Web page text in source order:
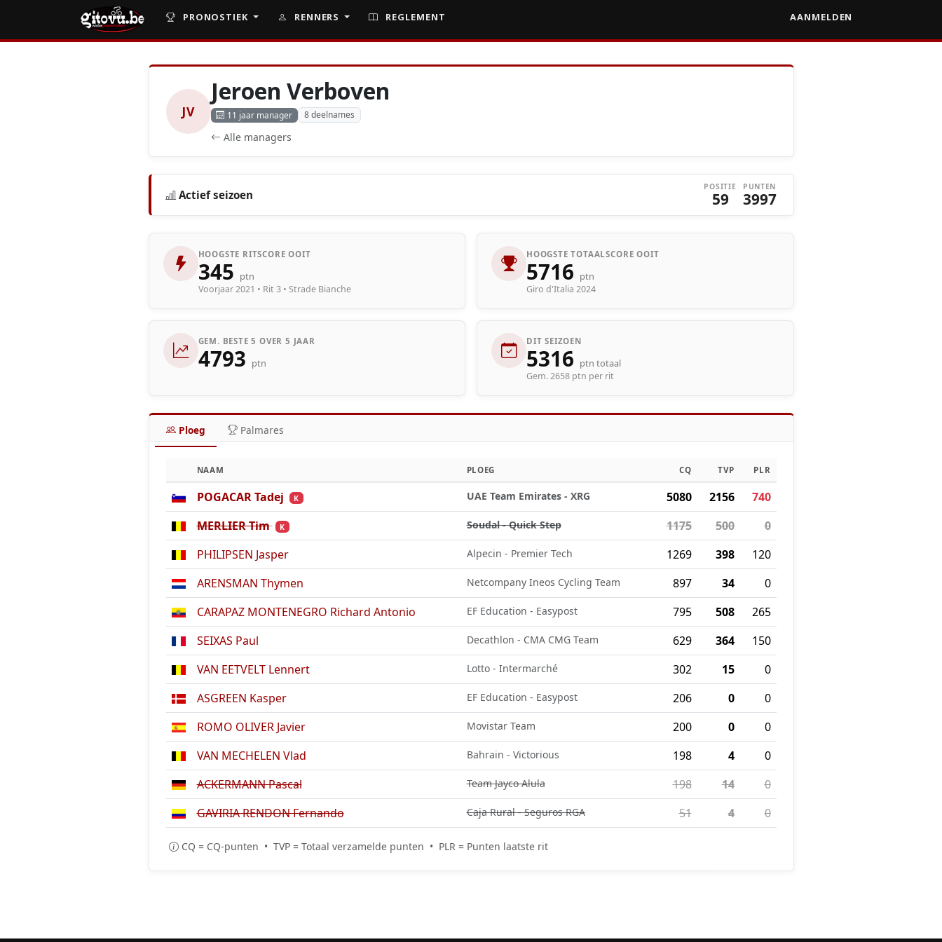
PRONOSTIEK RENNERS REGLEMENT AANMELDEN
JV
Jeroen Verboven
11 jaar manager 8 deelnames
Alle managers
Actief seizoen
POSITIE
59
PUNTEN
3997
HOOGSTE RITSCORE OOIT
345 ptn
Voorjaar 2021 • Rit 3 • Strade Bianche
HOOGSTE TOTAALSCORE OOIT
5716 ptn
Giro d'Italia 2024
GEM. BESTE 5 OVER 5 JAAR
4793 ptn
DIT SEIZOEN
5316 ptn totaal
Gem. 2658 ptn per rit
Ploeg Palmares
NAAM PLOEG CQ TVP PLR
POGACAR Tadej K UAE Team Emirates - XRG 5080 2156
740
MERLIER Tim
K Soudal - Quick Step 1175 500
0
PHILIPSEN Jasper
Alpecin - Premier Tech 1269 398
120
ARENSMAN Thymen
Netcompany Ineos Cycling Team 897 34
0
CARAPAZ MONTENEGRO Richard Antonio
EF Education - Easypost 795 508
265
SEIXAS Paul
Decathlon - CMA CMG Team 629 364
150
VAN EETVELT Lennert
Lotto - Intermarché 302 15
0
ASGREEN Kasper
EF Education - Easypost 206 0
0
ROMO OLIVER Javier
Movistar Team 200 0
0
VAN MECHELEN Vlad
Bahrain - Victorious 198 4
0
ACKERMANN Pascal
Team Jayco Alula 198 14
0
GAVIRIA RENDON Fernando
Caja Rural - Seguros RGA 51 4 0
CQ = CQ-punten • TVP = Totaal verzamelde punten • PLR = Punten laatste rit